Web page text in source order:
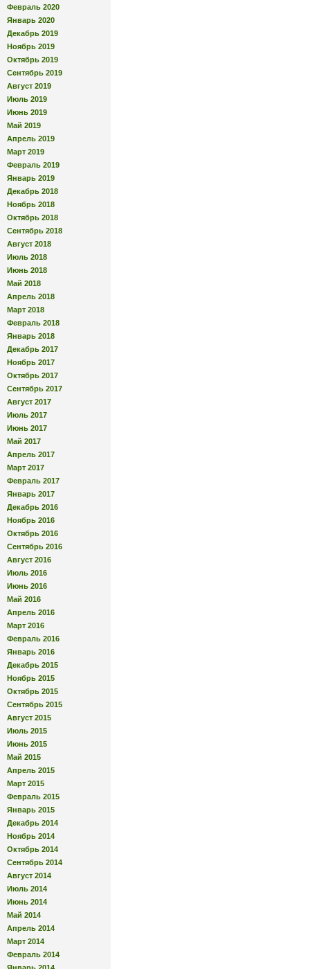
Февраль 2020
Январь 2020
Декабрь 2019
Ноябрь 2019
Октябрь 2019
Сентябрь 2019
Август 2019
Июль 2019
Июнь 2019
Май 2019
Апрель 2019
Март 2019
Февраль 2019
Январь 2019
Декабрь 2018
Ноябрь 2018
Октябрь 2018
Сентябрь 2018
Август 2018
Июль 2018
Июнь 2018
Май 2018
Апрель 2018
Март 2018
Февраль 2018
Январь 2018
Декабрь 2017
Ноябрь 2017
Октябрь 2017
Сентябрь 2017
Август 2017
Июль 2017
Июнь 2017
Май 2017
Апрель 2017
Март 2017
Февраль 2017
Январь 2017
Декабрь 2016
Ноябрь 2016
Октябрь 2016
Сентябрь 2016
Август 2016
Июль 2016
Июнь 2016
Май 2016
Апрель 2016
Март 2016
Февраль 2016
Январь 2016
Декабрь 2015
Ноябрь 2015
Октябрь 2015
Сентябрь 2015
Август 2015
Июль 2015
Июнь 2015
Май 2015
Апрель 2015
Март 2015
Февраль 2015
Январь 2015
Декабрь 2014
Ноябрь 2014
Октябрь 2014
Сентябрь 2014
Август 2014
Июль 2014
Июнь 2014
Май 2014
Апрель 2014
Март 2014
Февраль 2014
Январь 2014